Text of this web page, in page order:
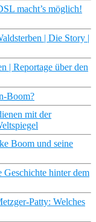
macht’s möglich!
| Die Story |
| Reportage über den
Boom?
mit der
Boom und seine
hinter dem
Patty: Welches